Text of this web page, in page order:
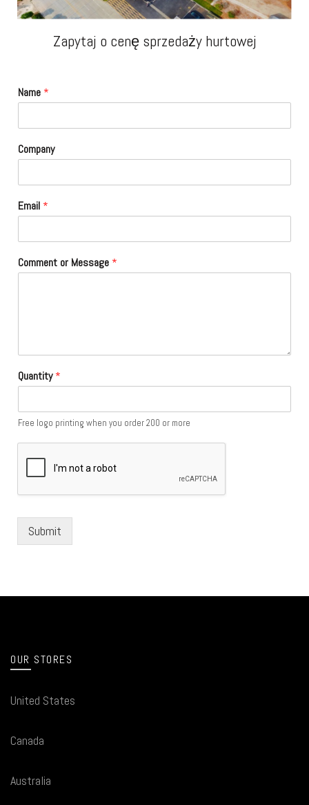
Zapytaj o cenę sprzedaży hurtowej
Name *
Company
Email *
Comment or Message *
Quantity*
Free logo printing when you order 200 or more
Submit
OUR STORES
United States
Canada
Australia